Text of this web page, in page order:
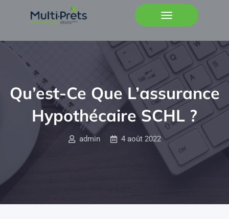
Qu’est-Ce Que L’assurance
Hypothécaire SCHL ?
admin 4 août 2022